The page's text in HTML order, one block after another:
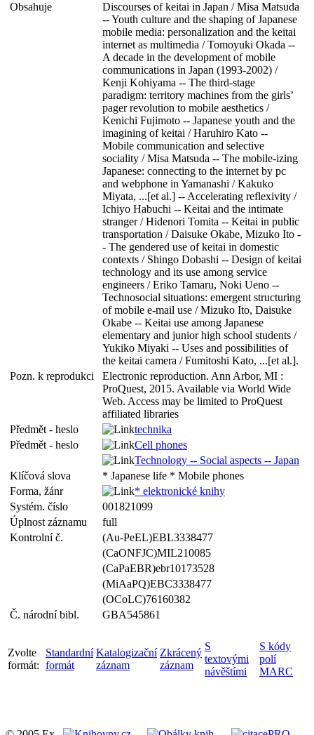
Obsahuje
Discourses of keitai in Japan / Misa Matsuda
-- Youth culture and the shaping of Japanese
mobile media: personalization and the keitai
internet as multimedia / Tomoyuki Okada --
A decade in the development of mobile
communications in Japan (1993-2002) /
Kenji Kohiyama -- The third-stage
paradigm: territory machines from the girls’
pager revolution to mobile aesthetics /
Kenichi Fujimoto -- Japanese youth and the
imagining of keitai / Haruhiro Kato --
Mobile communication and selective
sociality / Misa Matsuda -- The mobile-izing
Japanese: connecting to the internet by pc
and webphone in Yamanashi / Kakuko
Miyata, ...[et al.] -- Accelerating reflexivity /
Ichiyo Habuchi -- Keitai and the intimate
stranger / Hidenori Tomita -- Keitai in public
transportation / Daisuke Okabe, Mizuko Ito -
- The gendered use of keitai in domestic
contexts / Shingo Dobashi -- Design of keitai
technology and its use among service
engineers / Eriko Tamaru, Noki Ueno --
Technosocial situations: emergent structuring
of mobile e-mail use / Mizuko Ito, Daisuke
Okabe -- Keitai use among Japanese
elementary and junior high school students /
Yukiko Miyaki -- Uses and possibilities of
the keitai camera / Fumitoshi Kato, ...[et al.].
Pozn. k reprodukci
Electronic reproduction. Ann Arbor, MI :
ProQuest, 2015. Available via World Wide
Web. Access may be limited to ProQuest
affiliated libraries
Předmět - heslo
technika
Předmět - heslo
Cell phones
Technology -- Social aspects -- Japan
Klíčová slova
* Japanese life * Mobile phones
Forma, žánr
* elektronické knihy
Systém. číslo
001821099
Úplnost záznamu
full
Kontrolní č.
(Au-PeEL)EBL3338477
(CaONFJC)MIL210085
(CaPaEBR)ebr10173528
(MiAaPQ)EBC3338477
(OCoLC)76160382
Č. národní bibl.
GBA545861
Zvolte
formát:
Standardní
formát
Katalogizační
záznam
Zkrácený
záznam
S
textovými
návěštími
S kódy
polí
MARC